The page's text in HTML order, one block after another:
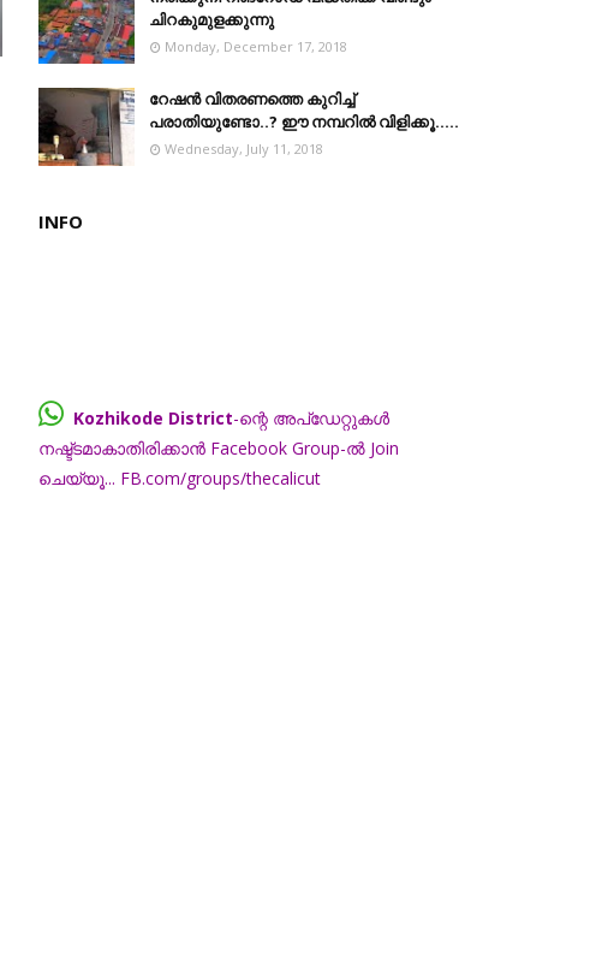
ചിറകുമുളക്കുന്നു
Monday, December 17, 2018
റേഷൻ വിതരണത്തെ കുറിച്ച്
പരാതിയുണ്ടോ..? ഈ നമ്പറില്‍ വിളിക്കൂ.....
Wednesday, July 11, 2018
INFO
Kozhikode District-ന്റെ അപ്ഡേറ്റുകൾ
നഷ്ട്ടമാകാതിരിക്കാൻ Facebook Group-ൽ Join